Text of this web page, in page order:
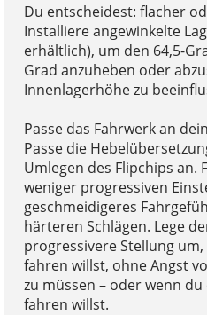
Du entscheidest: flacher
Installiere angewinkelte
erhältlich), um den 64,5-
Grad anzuheben oder
Innenlagerhöhe zu
Passe das Fahrwerk an
Passe die
Umlegen des Flipchips an.
weniger progressiven
geschmeidigeres
härteren Schlägen. Lege
progressivere Stellung
fahren willst, ohne Angst
zu müssen – oder wenn
fahren willst.